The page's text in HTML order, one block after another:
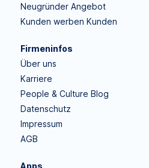
Neugründer Angebot
Kunden werben Kunden
Firmeninfos
Über uns
Karriere
People & Culture Blog
Datenschutz
Impressum
AGB
Apps